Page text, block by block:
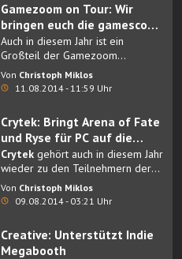
Gamezoom on Tour: Wir
bringen euch die gamescom
2014 nachhause!
Auch in diesem Jahr ist ein
Großteil der Gamezoom
Redaktion auf der gamescom in
Köln unterwegs.
Von Christoph Miklos
11.08.2014 - 11:59 Uhr
Crytek: Bringt Arena of Fate
und Ryse für PC auf die
gamescom 2014
Crytek gehört auch in diesem Jahr
wieder zu den Teilnehmern der
gamescom und lädt Spieler dazu
ein, in Arena of Fate
Ryse: Son of Rome zu weiden.
Von Christoph Miklos
09.08.2014 - 03:21 Uhr
Creative: Unterstützt Indie
Megabooth